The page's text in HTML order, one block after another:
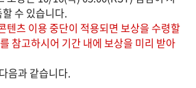
수 있습니다.
텐츠 이용 중단이 적용되면 보상을 수령할
참고하시어 기간 내에 보상을 미리 받아
음과 같습니다.